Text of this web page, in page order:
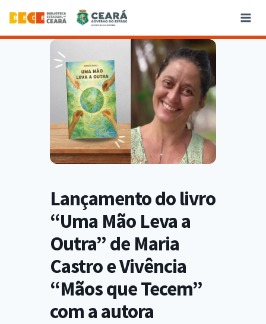
Lançamento do livro
“Uma Mão Leva a
Outra” de Maria
Castro e Vivência
“Mãos que Tecem”
com a autora